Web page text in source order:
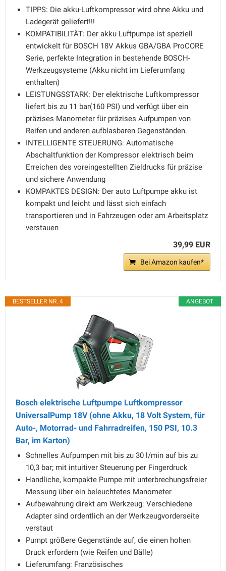
TIPPS: Die akku-Luftkompressor wird ohne Akku und
Ladegerät geliefert!!!
KOMPATIBILITÄT: Der akku Luftpumpe ist speziell
entwickelt für BOSCH 18V Akkus GBA/GBA ProCORE
Serie, perfekte Integration in bestehende BOSCH-
Werkzeugsysteme (Akku nicht im Lieferumfang
enthalten)
LEISTUNGSSTARK: Der elektrische Luftkompressor
liefert bis zu 11 bar(160 PSI) und verfügt über ein
präzises Manometer für präzises Aufpumpen von
Reifen und anderen aufblasbaren Gegenständen.
INTELLIGENTE STEUERUNG: Automatische
Abschaltfunktion der Kompressor elektrisch beim
Erreichen des voreingestellten Zieldrucks für präzise
und sichere Anwendung
KOMPAKTES DESIGN: Der auto Luftpumpe akku ist
kompakt und leicht und lässt sich einfach
transportieren und in Fahrzeugen oder am Arbeitsplatz
verstauen
39,99 EUR
Bei Amazon kaufen*
ANGEBOT
BESTSELLER NR. 4
Bosch elektrische Luftpumpe Luftkompressor
UniversalPump 18V (ohne Akku, 18 Volt System, für
Auto-, Motorrad- und Fahrradreifen, 150 PSI, 10.3
Bar, im Karton)
Schnelles Aufpumpen mit bis zu 30 l/min auf bis zu
10,3 bar; mit intuitiver Steuerung per Fingerdruck
Handliche, kompakte Pumpe mit unterbrechungsfreier
Messung über ein beleuchtetes Manometer
Aufbewahrung direkt am Werkzeug: Verschiedene
Adapter sind ordentlich an der Werkzeugvorderseite
verstaut
Pumpt größere Gegenstände auf, die einen hohen
Druck erfordern (wie Reifen und Bälle)
Lieferumfang: Französisches